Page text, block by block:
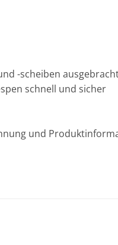
-scheiben
schnell und sicher
und